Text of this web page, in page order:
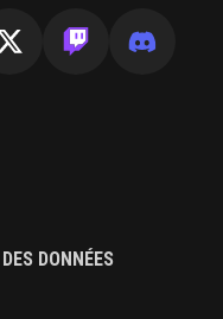
DONNÉES